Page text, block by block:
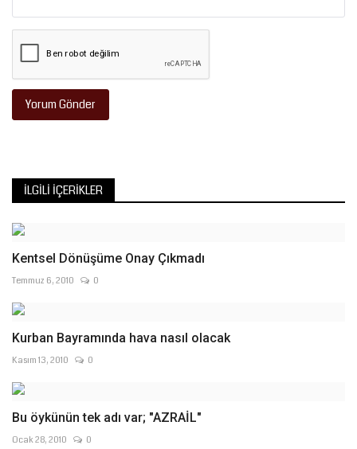
Yorum Gönder
İLGILI İÇERIKLER
Kentsel Dönüşüme Onay Çıkmadı
Temmuz 6, 2010 0
Kurban Bayramında hava nasıl olacak
Kasım 13, 2010 0
Bu öykünün tek adı var; "AZRAİL"
Ocak 28, 2010 0